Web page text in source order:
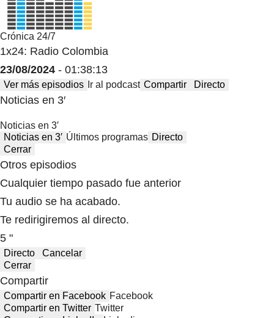
Crónica 24/7
1x24: Radio Colombia
23/08/2024 - 01:38:13
Ver más episodios Ir al podcast Compartir Directo
Noticias en 3′
Noticias en 3′
Noticias en 3′ Últimos programas Directo
Cerrar
Otros episodios
Cualquier tiempo pasado fue anterior
Tu audio se ha acabado.
Te redirigiremos al directo.
5 "
Directo
Cancelar
Cerrar
Compartir
Compartir en Facebook Facebook
Compartir en Twitter Twitter